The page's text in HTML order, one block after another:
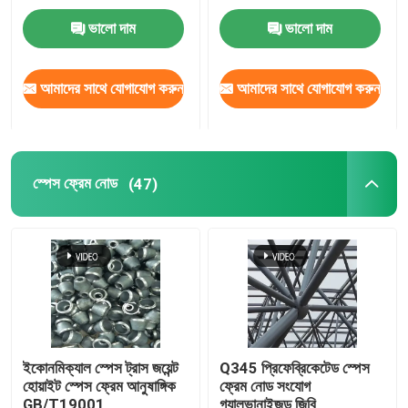
কারখানা ভ্রমণ
মান নিয়ন্ত্রণ
মামলা
ইস্পাত স্থান ফ্রেম
স্পেস ফ্রেম ট্রাস
ভালো দাম
আমাদের সাথে যোগাযোগ করুন
ভালো দাম
আমাদের সাথে যোগাযোগ করুন
স্পেস ফ্রেম নোড (47)
ইকোনমিক্যাল স্পেস ট্রাস জয়েন্ট
হোয়াইট স্পেস ফ্রেম আনুষাঙ্গিক
Q345 প্রিফেব্রিকেটেড স্পেস
ফ্রেম নোড সংযোগ